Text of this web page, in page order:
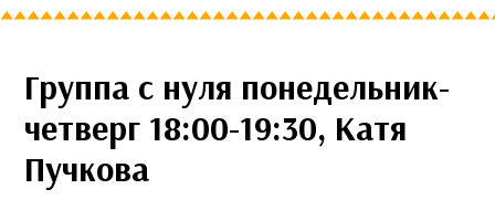
Группа с нуля понедельник-
четверг 18:00-19:30, Катя
Пучкова